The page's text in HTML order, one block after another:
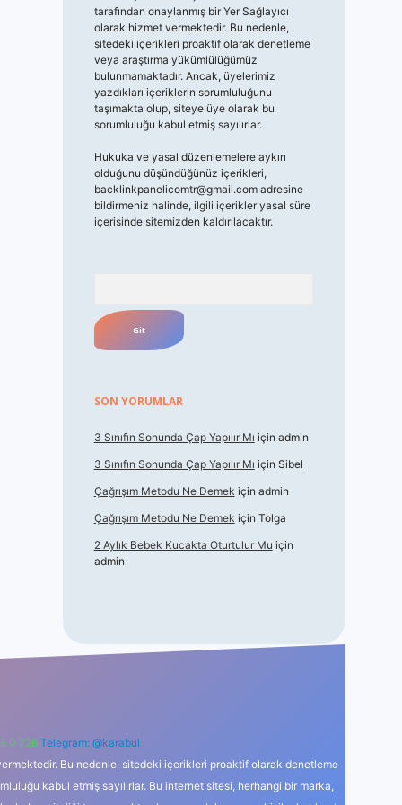
tarafından onaylanmış bir Yer Sağlayıcı
olarak hizmet vermektedir. Bu nedenle,
sitedeki içerikleri proaktif olarak denetleme
veya araştırma yükümlülüğümüz
bulunmamaktadır. Ancak, üyelerimiz
yazdıkları içeriklerin sorumluluğunu
taşımakta olup, siteye üye olarak bu
sorumluluğu kabul etmiş sayılırlar.
Hukuka ve yasal düzenlemelere aykırı
olduğunu düşündüğünüz içerikleri,
backlinkpanelicomtr@gmail.comadresine
bildirmeniz halinde, ilgili içerikler yasal süre
içerisinde sitemizden kaldırılacaktır.
SON YORUMLAR
3 Sınıfın Sonunda Çap Yapılır Mı için admin
3 Sınıfın Sonunda Çap Yapılır Mı için Sibel
Çağrışım Metodu Ne Demek için admin
Çağrışım Metodu Ne Demek için Tolga
2 Aylık Bebek Kucakta Oturtulur Mu için
admin
0 726 Telegram: @karabul
Bu nedenle, sitedeki içerikleri proaktif olarak denetleme
kabul etmiş sayılırlar. Bu internet sitesi, herhangi bir marka,